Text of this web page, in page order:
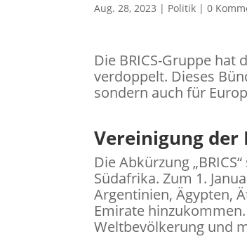
Aug. 28, 2023 | Politik |0
Die BRICS-Gruppe
verdoppelt. Dieses
sondern auch für
Vereinigung der
Die Abkürzung
Südafrika. Zum 1.
Argentinien, Ägypten,
Emirate
Weltbevölkerung und